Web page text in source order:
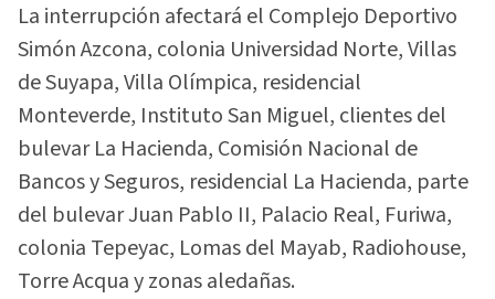
La interrupción afectará el Complejo Deportivo
Simón Azcona, colonia Universidad Norte, Villas
de Suyapa, Villa Olímpica, residencial
Monteverde, Instituto San Miguel, clientes del
bulevar La Hacienda, Comisión Nacional de
Bancos y Seguros, residencial La Hacienda, parte
del bulevar Juan Pablo II, Palacio Real, Furiwa,
colonia Tepeyac, Lomas del Mayab, Radiohouse,
Torre Acqua y zonas aledañas.